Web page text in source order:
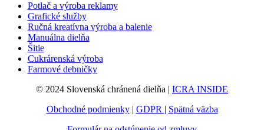
Potlač a výroba reklamy
Grafické služby
Ručná kreatívna výroba a balenie
Manuálna dielňa
Šitie
Cukrárenská výroba
Farmové debničky
© 2024 Slovenská chránená dielňa | ICRA INSIDE
Obchodné podmienky| GDPR | Spätná väzba